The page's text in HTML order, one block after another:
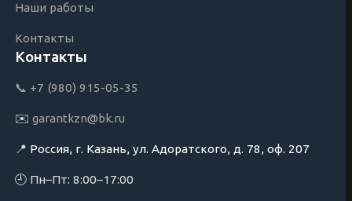
Наши работы
Контакты
Контакты
📞 +7 (980) 915-05-35
✉️ garantkzn@bk.ru
📍 Россия, г. Казань, ул. Адоратского, д. 78, оф. 207
🕘 Пн–Пт: 8:00–17:00